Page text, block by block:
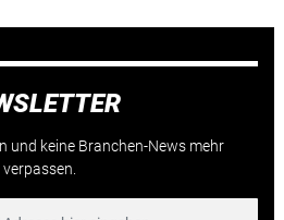
und keine Branchen-News mehr
verpassen.